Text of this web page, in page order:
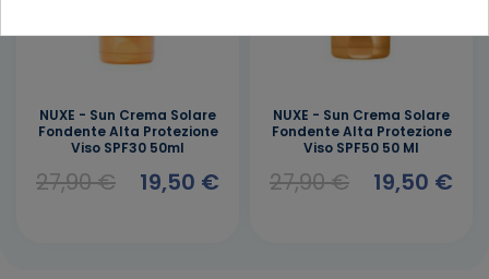
NUXE - Sun Crema Solare
Fondente Alta Protezione
Viso SPF30 50ml
27,90 € 19,50 €
NUXE - Sun Crema Solare
Fondente Alta Protezione
Viso SPF50 50 Ml
27,90 € 19,50 €